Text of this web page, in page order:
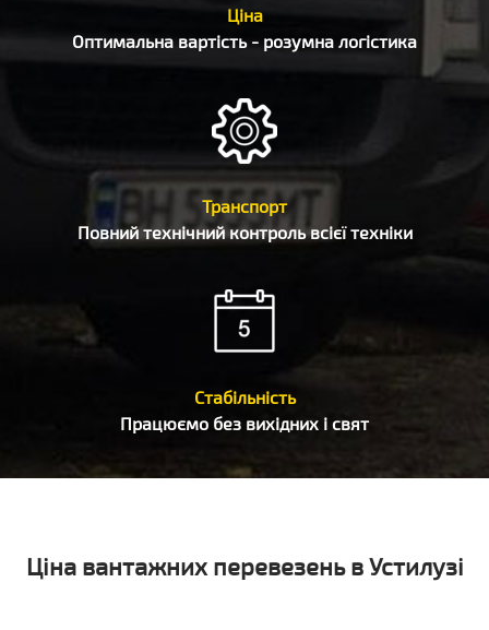
Ціна
Оптимальна вартість - розумна логістика
Транспорт
Повний технічний контроль всієї техніки
Стабільність
Працюємо без вихідних і свят
Ціна вантажних перевезень в Устилузі